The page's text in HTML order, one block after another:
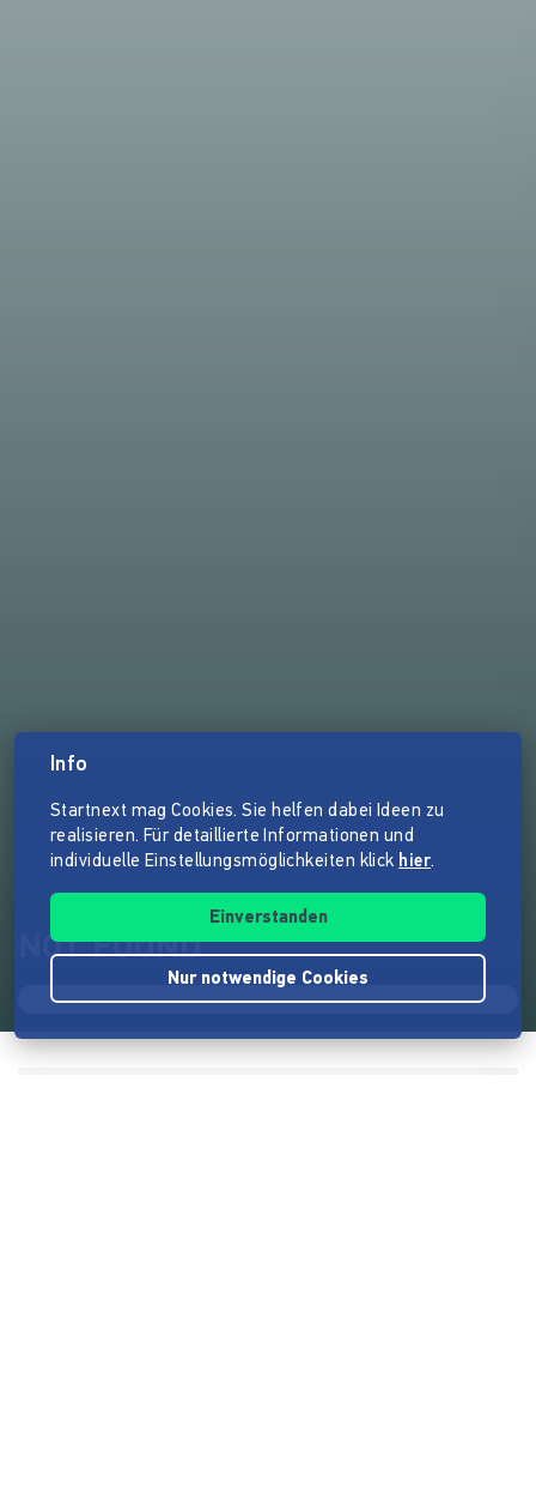
NOT FOUND
Info
Startnext mag Cookies. Sie helfen dabei Ideen zu
realisieren. Für detaillierte Informationen und
individuelle Einstellungsmöglichkeiten klick hier.
Einverstanden
Nur notwendige Cookies